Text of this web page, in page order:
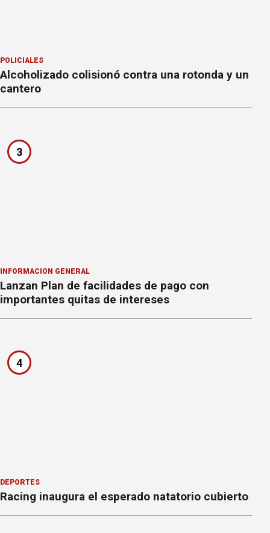
POLICIALES
Alcoholizado colisionó contra una rotonda y un
cantero
3
INFORMACION GENERAL
Lanzan Plan de facilidades de pago con
importantes quitas de intereses
4
DEPORTES
Racing inaugura el esperado natatorio cubierto